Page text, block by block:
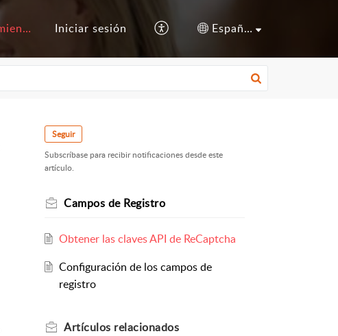
Base de conocimientos Iniciar sesión Español (España)
Seguir
Subscríbase para recibir notificaciones desde este
artículo.
Campos de Registro
Obtener las claves API de ReCaptcha
Configuración de los campos de
registro
Artículos relacionados